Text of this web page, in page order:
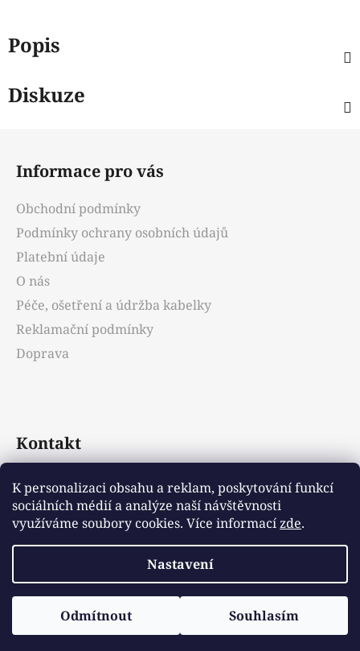
K personalizaci obsahu a reklam, poskytování funkcí
sociálních médií a analýze naší návštěvnosti
využíváme soubory cookies. Více informacízde.
Nastavení
Odmítnout Souhlasím
Popis
Diskuze
Informace pro vás
Obchodní podmínky
Podmínky ochrany osobních údajů
Platební údaje
O nás
Péče, ošetření a údržba kabelky
Reklamační podmínky
Doprava
Kontakt
info@emotys.cz
+421903231812
Vytvořil Shoptet
Copyright 2026
. Všechna práva
vyhrazena.Upravit nastavení cookies